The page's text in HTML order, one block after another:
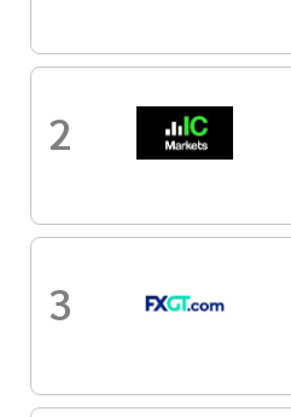
2
3